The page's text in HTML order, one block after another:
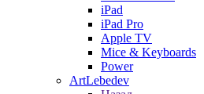
iPad
iPad Pro
Apple TV
Mice & Keyboards
Power
ArtLebedev